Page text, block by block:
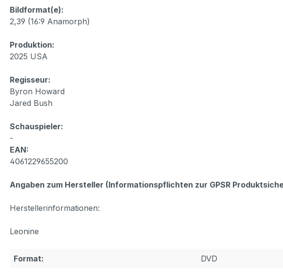
Bildformat(e):
2,39 (16:9 Anamorph)
Produktion:
2025 USA
Regisseur:
Byron Howard
Jared Bush
Schauspieler:
-
EAN:
4061229655200
Angaben zum Hersteller (Informationspflichten zur GPSR
Herstellerinformationen:
Leonine
Format: DVD